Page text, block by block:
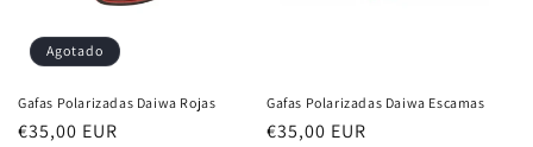
Agotado
Gafas Polarizadas Daiwa Rojas
Precio
€35,00 EUR
Gafas Polarizadas Daiwa Escamas
Precio
€35,00 EUR